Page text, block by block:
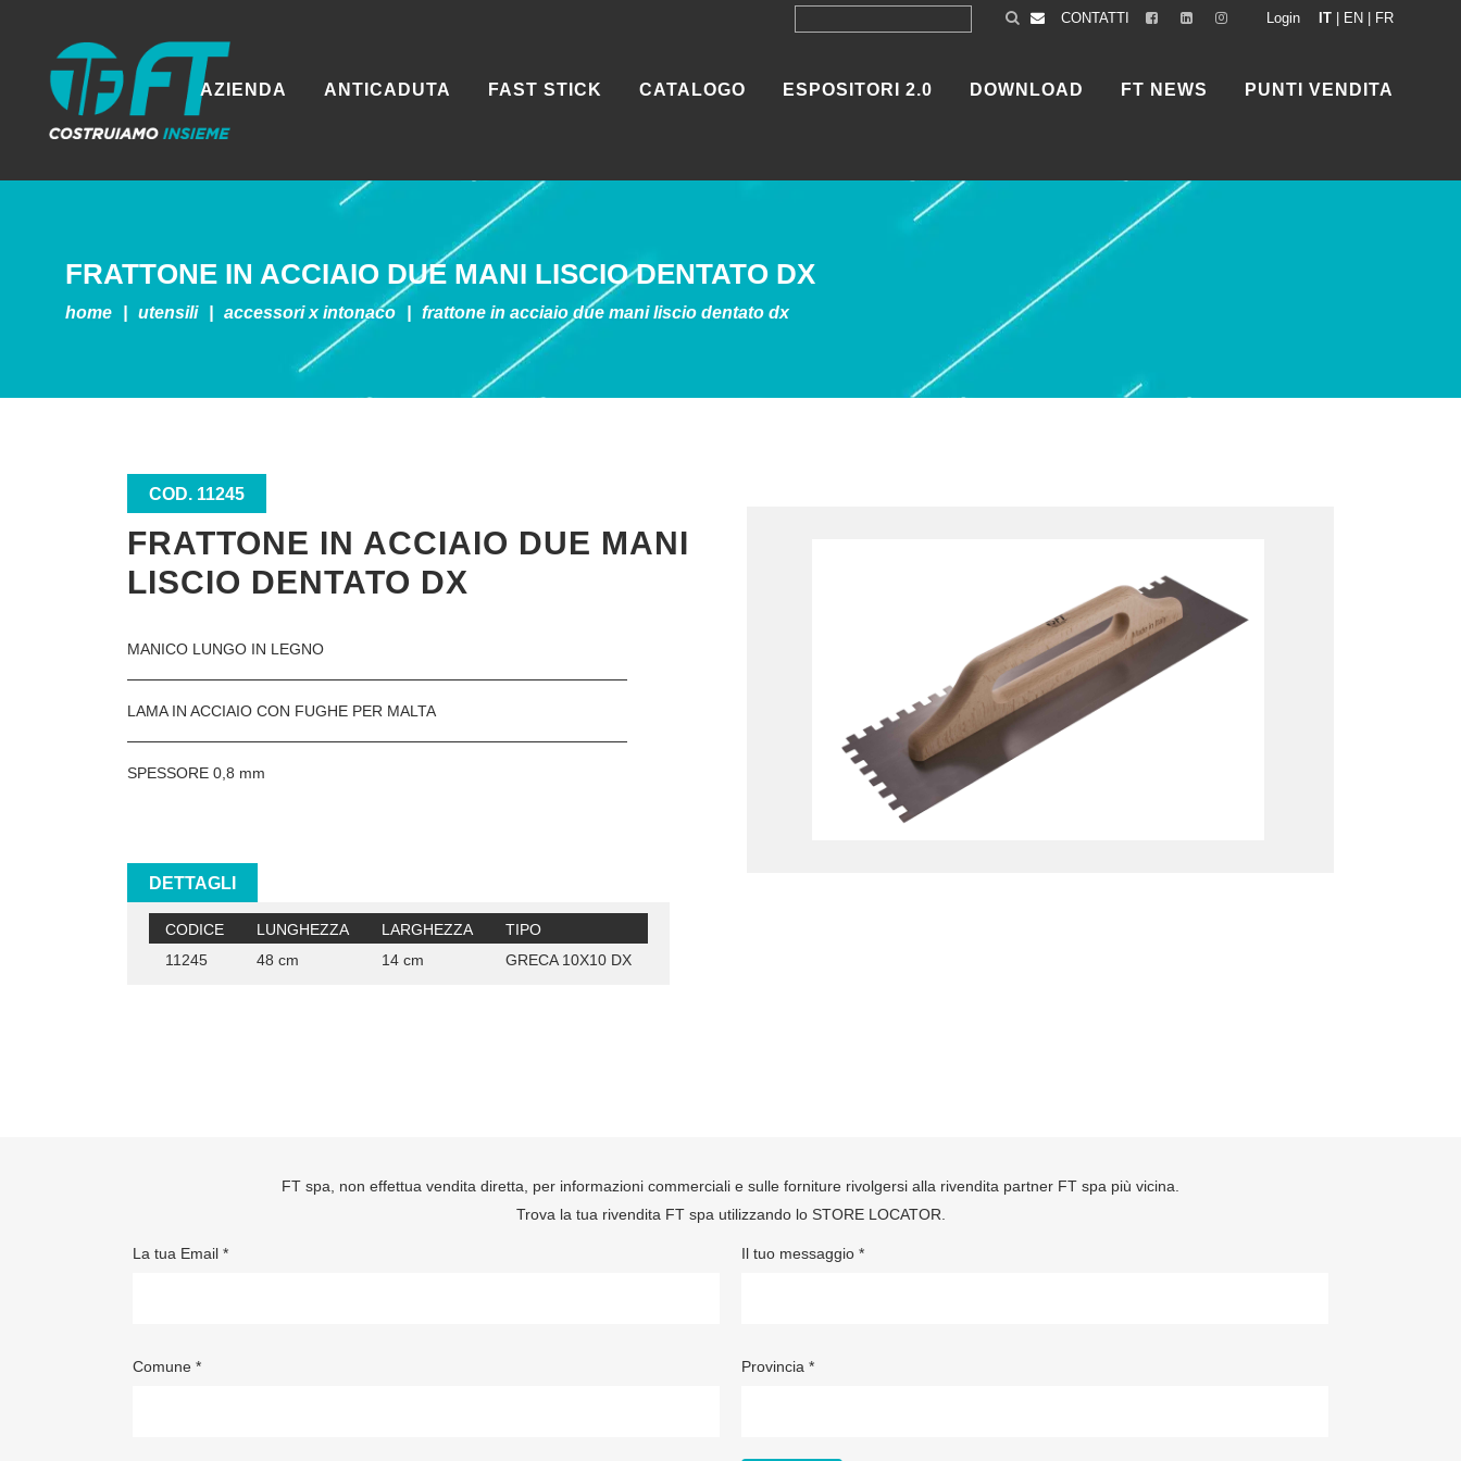
CONTATTI Login IT EN FR
AZIENDA ANTICADUTA FAST STICK CATALOGO ESPOSITORI 2.0 DOWNLOAD FT NEWS PUNTI VENDITA
FRATTONE IN ACCIAIO DUE MANI LISCIO DENTATO DX
home utensili accessori x intonaco frattone in acciaio due mani liscio dentato dx
COD. 11245
FRATTONE IN ACCIAIO DUE MANI
LISCIO DENTATO DX
MANICO LUNGO IN LEGNO
LAMA IN ACCIAIO CON FUGHE PER MALTA
SPESSORE 0,8 mm
DETTAGLI
CODICE LUNGHEZZA LARGHEZZA
TIPO
11245
48 cm 14 cm GRECA 10X10 DX
FT spa, non effettua vendita diretta, per informazioni commerciali e sulle forniture rivolgersi alla rivendita partner FT spa più vicina.
Trova la tua rivendita FT spa utilizzando lo STORE LOCATOR
La tua Email *
Comune *
Il tuo messaggio *
Provincia *